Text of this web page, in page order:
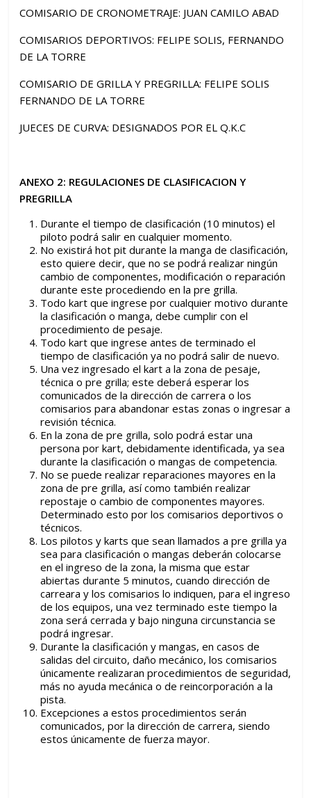
COMISARIO DE CRONOMETRAJE: JUAN CAMILO ABAD
COMISARIOS DEPORTIVOS: FELIPE SOLIS, FERNANDO
DE LA TORRE
COMISARIO DE GRILLA Y PREGRILLA: FELIPE SOLIS
FERNANDO DE LA TORRE
JUECES DE CURVA: DESIGNADOS POR EL Q.K.C
ANEXO 2: REGULACIONES DE CLASIFICACION Y
PREGRILLA
Durante el tiempo de clasificación (10 minutos) el
piloto podrá salir en cualquier momento.
No existirá hot pit durante la manga de clasificación,
esto quiere decir, que no se podrá realizar ningún
cambio de componentes, modificación o reparación
durante este procediendo en la pre grilla.
Todo kart que ingrese por cualquier motivo durante
la clasificación o manga, debe cumplir con el
procedimiento de pesaje.
Todo kart que ingrese antes de terminado el
tiempo de clasificación ya no podrá salir de nuevo.
Una vez ingresado el kart a la zona de pesaje,
técnica o pre grilla; este deberá esperar los
comunicados de la dirección de carrera o los
comisarios para abandonar estas zonas o ingresar a
revisión técnica.
En la zona de pre grilla, solo podrá estar una
persona por kart, debidamente identificada, ya sea
durante la clasificación o mangas de competencia.
No se puede realizar reparaciones mayores en la
zona de pre grilla, así como también realizar
repostaje o cambio de componentes mayores.
Determinado esto por los comisarios deportivos o
técnicos.
Los pilotos y karts que sean llamados a pre grilla ya
sea para clasificación o mangas deberán colocarse
en el ingreso de la zona, la misma que estar
abiertas durante 5 minutos, cuando dirección de
carreara y los comisarios lo indiquen, para el ingreso
de los equipos, una vez terminado este tiempo la
zona será cerrada y bajo ninguna circunstancia se
podrá ingresar.
Durante la clasificación y mangas, en casos de
salidas del circuito, daño mecánico, los comisarios
únicamente realizaran procedimientos de seguridad,
más no ayuda mecánica o de reincorporación a la
pista.
Excepciones a estos procedimientos serán
comunicados, por la dirección de carrera, siendo
estos únicamente de fuerza mayor.